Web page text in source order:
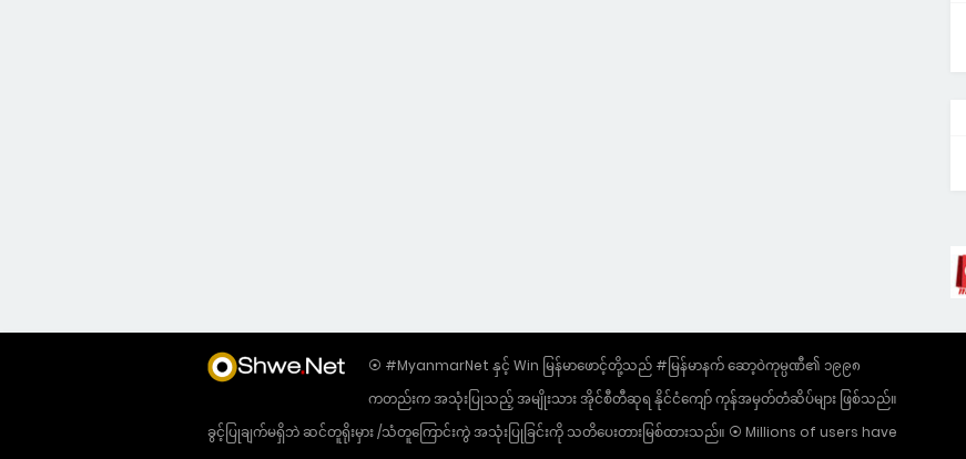
⦿ #MyanmarNet နှင့် Win မြန်မာဖောင့်တို့သည် #မြန်မာနက် ဆော့ဝဲကုမ္ပဏီ၏ ၁၉၉၈
ကတည်းက အသုံးပြုသည့် အမျိုးသား အိုင်စီတီဆုရ နိုင်ငံကျော် ကုန်အမှတ်တံဆိပ်များ ဖြစ်သည်။
ခွင့်ပြုချက်မရှိဘဲ ဆင်တူရိုးမှား /သံတူကြောင်းကွဲ အသုံးပြုခြင်းကို သတိပေးတားမြစ်ထားသည်။ ⦿ Millions of users have